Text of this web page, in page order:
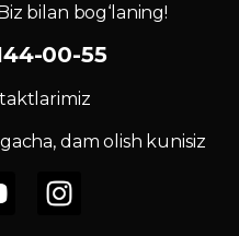
bilan bog‘laning!
00-55
dam olish kunisiz